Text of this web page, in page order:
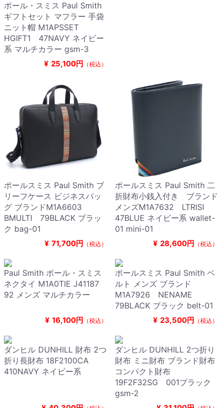
ポール・スミス Paul Smith
ギフトセット マフラー 手袋
ニット帽 M1APSSET
HGIFT1 47NAVY ネイビー
系 マルチカラー gsm-3
¥ 25,100円 （税込）
ポールスミス Paul Smith ブ
リーフケース ビジネスバッ
グ ブランドM1A6603
BMULTI 79BLACK ブラッ
ク bag-01
¥ 71,700円 （税込）
ポールスミス Paul Smith 二
折財布小銭入付き ブランド
メンズM1A7632 LTRISI
47BLUE ネイビー系 wallet-
01 mini-01
¥ 28,600円 （税込）
Paul Smith ポール・スミス
ネクタイ M1A0TIE J41187
92 メンズ マルチカラー
¥ 16,100円 （税込）
ポールスミス Paul Smith ベ
ルト メンズ ブランド
M1A7926 NENAME
79BLACK ブラック belt-01
¥ 23,500円 （税込）
ダンヒル DUNHILL 財布 2つ
折り長財布 18F2100CA
410NAVY ネイビー系
ダンヒル DUNHILL 2つ折り
財布 ミニ財布 ブランド財布
コンパクト財布
19F2F32SG 001ブラック
gsm-2